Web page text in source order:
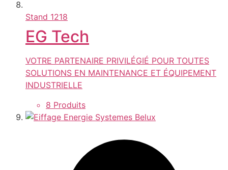
Stand 1218
EG Tech
VOTRE PARTENAIRE PRIVILÉGIÉ POUR TOUTES
SOLUTIONS EN MAINTENANCE ET ÉQUIPEMENT
INDUSTRIELLE
8 Produits